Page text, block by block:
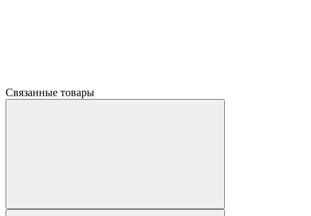
Связанные товары